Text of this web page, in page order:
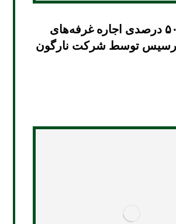
بخشودگی ۵۰ درصدی اجاره غرفه‌های
توسط شرکت نارگون